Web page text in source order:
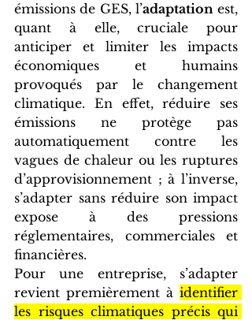
émissions de GES, l’adaptation est,
quant à elle, cruciale pour
anticiper et limiter les impacts
économiques et humains
provoqués par le changement
climatique. En effet, réduire ses
émissions ne protège pas
automatiquement contre les
vagues de chaleur ou les ruptures
d’approvisionnement ; à l’inverse,
s’adapter sans réduire son impact
expose à des pressions
réglementaires, commerciales et
financières.
Pour une entreprise, s’adapter
revient premièrement à identifier
les risques climatiques précis qui